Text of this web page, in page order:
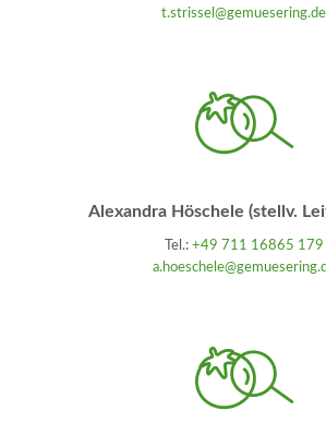
t.strissel@gemuesering.de
Alexandra Höschele (stellv.
Tel.: +49 711 16865 179